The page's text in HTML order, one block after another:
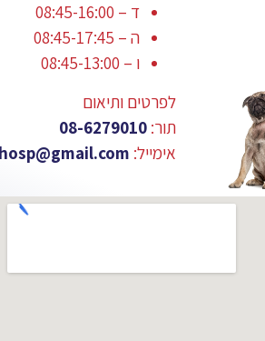
ד – 08:45-16:00
ה – 08:45-17:45
ו – 08:45-13:00
לפרטים ותיאום
תור:08-6279010
אימייל:vethosp@gmail.com